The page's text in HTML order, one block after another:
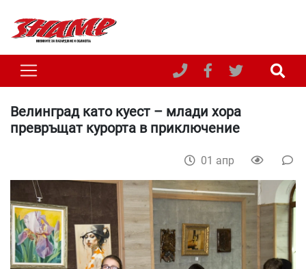
Велинград като куест – млади хора
превръщат курорта в приключение
01 апр